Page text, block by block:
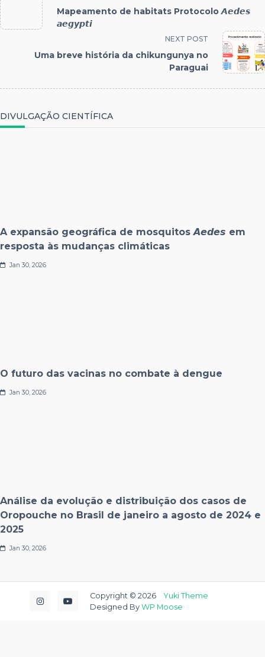
Mapeamento de habitats Protocolo 𝘼𝙚𝙙𝙚𝙨
𝙖𝙚𝙜𝙮𝙥𝙩𝙞
NEXT POST
Uma breve história da chikungunya no
Paraguai
DIVULGAÇÃO CIENTÍFICA
A expansão geográfica de mosquitos 𝘼𝙚𝙙𝙚𝙨 em
resposta às mudanças climáticas
Jan 30, 2026
O futuro das vacinas no combate à dengue
Jan 30, 2026
Análise da evolução e distribuição dos casos de
Oropouche no Brasil de janeiro a agosto de 2024 e
2025
Jan 30, 2026
Copyright © 2026 Yuki Theme
Designed By WP Moose